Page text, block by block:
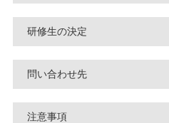
研修生の決定
問い合わせ先
注意事項